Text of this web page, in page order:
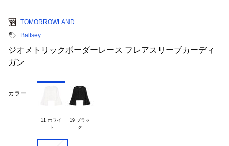
TOMORROWLAND
Ballsey
ジオメトリックボーダーレース フレアスリーブカーディ
ガン
カラー
11 ホワイ
19 ブラッ